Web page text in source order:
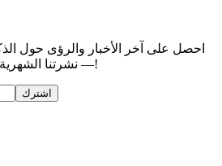
احصل على آخر الأخبار والرؤى حول
— نشرتنا الشهرية تحتوي على كل ما تحتاجه!
اشترك